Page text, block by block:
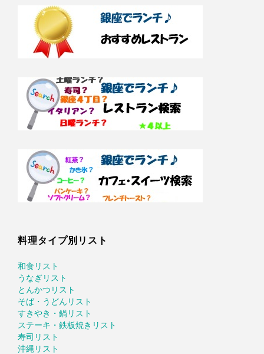
料理タイプ別リスト
和食リスト
うなぎリスト
とんかつリスト
そば・うどんリスト
すきやき・鍋リスト
ステーキ・鉄板焼きリスト
寿司リスト
沖縄リスト